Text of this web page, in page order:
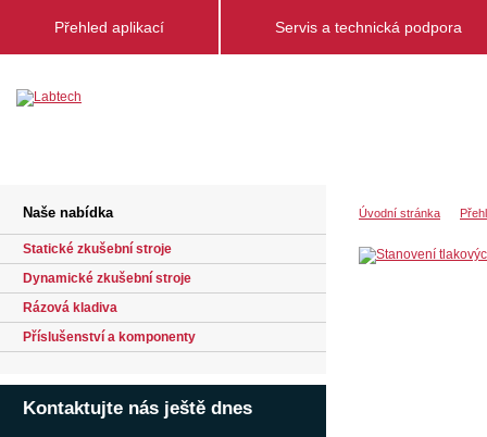
Přehled aplikací Servis a technická podpora
Úvodní stránka
Naše nabídka
Statické zkušební stroje
Dynamické zkušební stroje
Rázová kladiva
Příslušenství a komponenty
Kontaktujte nás ještě dnes